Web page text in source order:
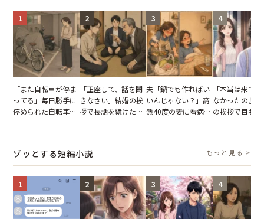
1
「また自転車が停ま
ってる」毎日勝手に
停められた自転車。
2
「正座して、話を聞
きなさい」結婚の挨
拶で長話を続けた義
3
夫「鍋でも作ればい
いんじゃない？」高
熱40度の妻に看病な
4
「本当は来て
なかったのよ
の挨拶で目も
ゾッとする短編小説 もっと見る >
1 2 3 4